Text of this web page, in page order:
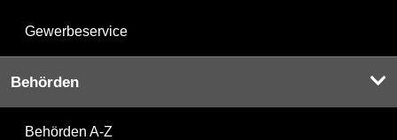
Gewerbeservice
Behörden
Behörden A-Z